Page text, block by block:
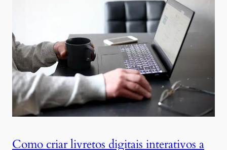
Como criar livretos digitais interativos a